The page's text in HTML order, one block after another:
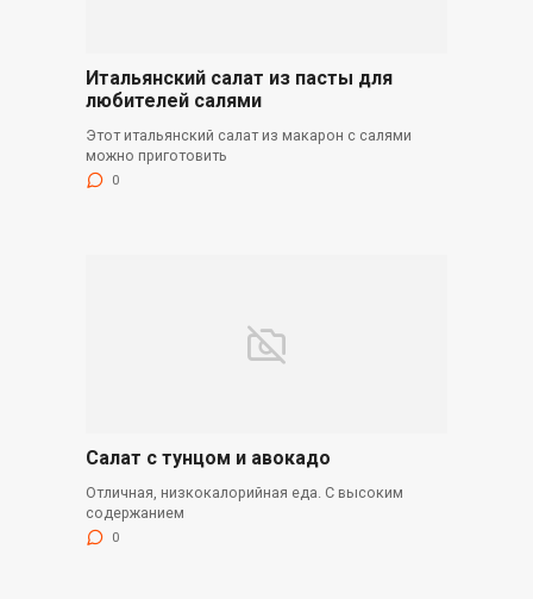
Итальянский салат из пасты для
любителей салями
Этот итальянский салат из макарон с салями
можно приготовить
0
Салат с тунцом и авокадо
Отличная, низкокалорийная еда. С высоким
содержанием
0